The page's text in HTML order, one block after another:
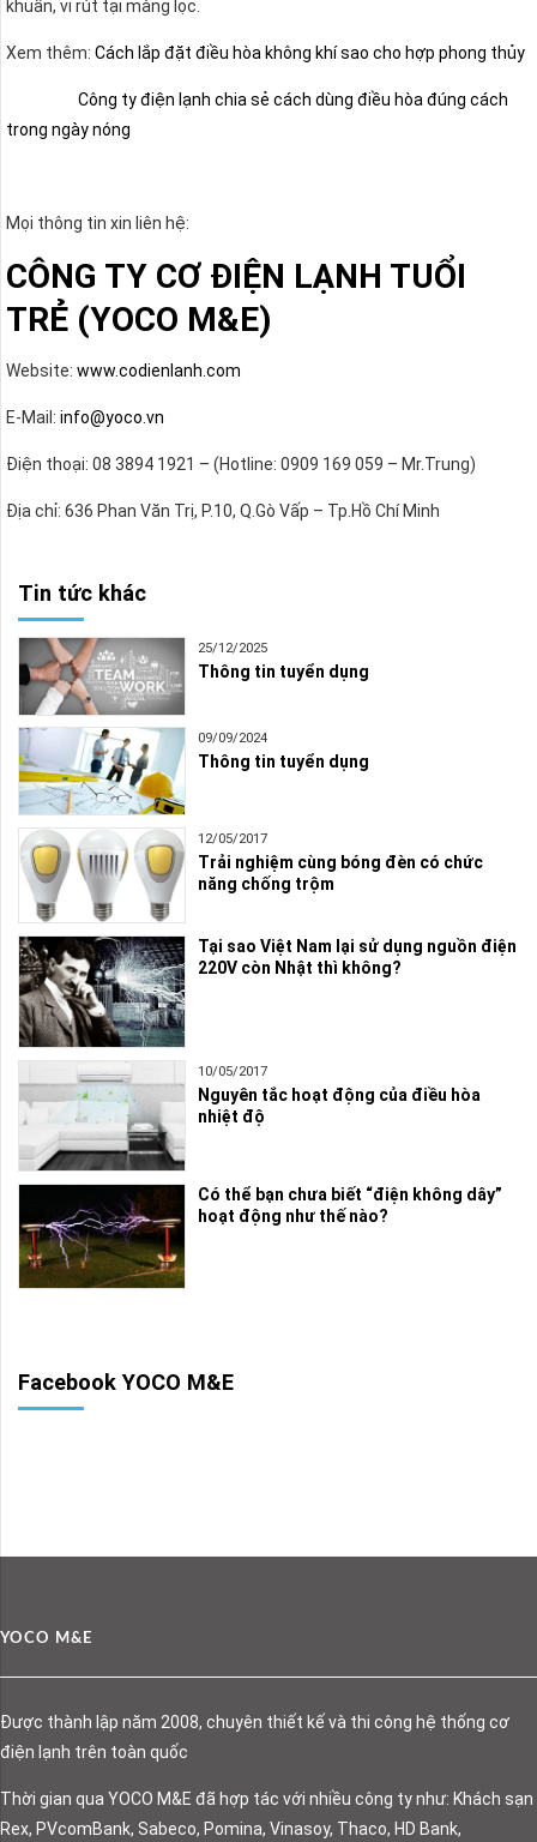
khuẩn, vi rút tại màng lọc.
Xem thêm: Cách lắp đặt điều hòa không khí sao cho hợp phong thủy
Công ty điện lạnh chia sẻ cách dùng điều hòa đúng cách
trong ngày nóng
Mọi thông tin xin liên hệ:
CÔNG TY CƠ ĐIỆN LẠNH TUỔI
TRẺ (YOCO M&E)
Website: www.codienlanh.com
E-Mail: info@yoco.vn
Điện thoại: 08 3894 1921 – (Hotline: 0909 169 059 – Mr.Trung)
Địa chỉ: 636 Phan Văn Trị, P.10, Q.Gò Vấp – Tp.Hồ Chí Minh
Tin tức khác
25/12/2025
Thông tin tuyển dụng
09/09/2024
Thông tin tuyển dụng
12/05/2017
Trải nghiệm cùng bóng đèn có chức
năng chống trộm
Tại sao Việt Nam lại sử dụng nguồn điện
220V còn Nhật thì không?
10/05/2017
Nguyên tắc hoạt động của điều hòa
nhiệt độ
Có thể bạn chưa biết “điện không dây”
hoạt động như thế nào?
Facebook YOCO M&E
YOCO M&E
Được thành lập năm 2008, chuyên thiết kế và thi công hệ thống cơ
điện lạnh trên toàn quốc
Thời gian qua YOCO M&E đã hợp tác với nhiều công ty như: Khách sạn
Rex, PVcomBank, Sabeco, Pomina, Vinasoy, Thaco, HD Bank,